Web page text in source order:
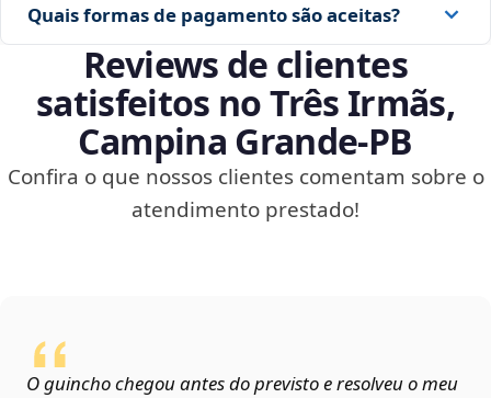
Quais formas de pagamento são aceitas?
Reviews de clientes
satisfeitos no Três Irmãs,
Campina Grande‑PB
Confira o que nossos clientes comentam sobre o
atendimento prestado!
O guincho chegou antes do previsto e resolveu o meu